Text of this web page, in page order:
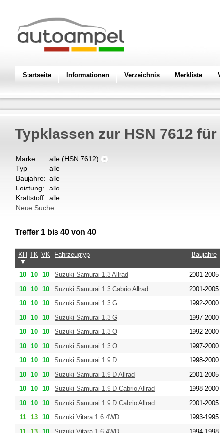
Startseite Informationen Verzeichnis Merkliste
Typklassen zur HSN 7612 für
Marke: alle (HSN 7612) ×
Typ:
alle
Baujahre: alle
Leistung:
alle
Kraftstoff: alle
Neue Suche
Treffer 1 bis 40 von 40
KH
▼
TK VK Fahrzeugtyp Baujahre
10 10 10 Suzuki Samurai 1.3 Allrad
2001-2005
10
10 10 Suzuki Samurai 1.3 Cabrio Allrad
2001-2005
10
10 10 Suzuki Samurai 1.3 G
1992-2000
10
10 10 Suzuki Samurai 1.3 G
1997-2000
10
10 10 Suzuki Samurai 1.3 O
1992-2000
10
10 10 Suzuki Samurai 1.3 O
1997-2000
10
10 10 Suzuki Samurai 1.9 D
1998-2000
10
10 10 Suzuki Samurai 1.9 D Allrad
2001-2005
10
10 10 Suzuki Samurai 1.9 D Cabrio Allrad
1998-2000
10
10 10 Suzuki Samurai 1.9 D Cabrio Allrad
2001-2005
11
13 10 Suzuki Vitara 1.6 4WD
1993-1995
11
13 10 Suzuki Vitara 1.6 4WD
1994-1998